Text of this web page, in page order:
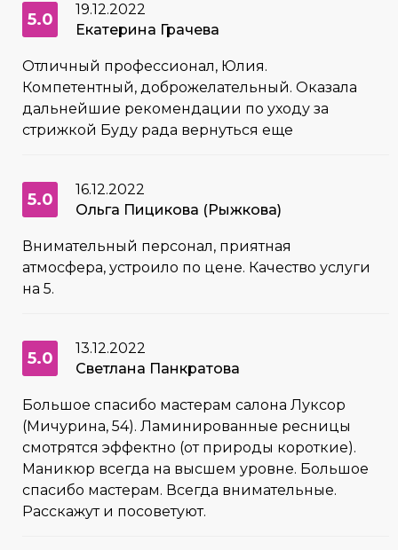
5.0
19.12.2022
Екатерина Грачева
Отличный профессионал, Юлия.
Компетентный, доброжелательный. Оказала
дальнейшие рекомендации по уходу за
стрижкой Буду рада вернуться еще
5.0
16.12.2022
Ольга Пицикова (Рыжкова)
Внимательный персонал, приятная
атмосфера, устроило по цене. Качество услуги
на 5.
5.0
13.12.2022
Светлана Панкратова
Большое спасибо мастерам салона Луксор
(Мичурина, 54). Ламинированные ресницы
смотрятся эффектно (от природы короткие).
Маникюр всегда на высшем уровне. Большое
спасибо мастерам. Всегда внимательные.
Расскажут и посоветуют.